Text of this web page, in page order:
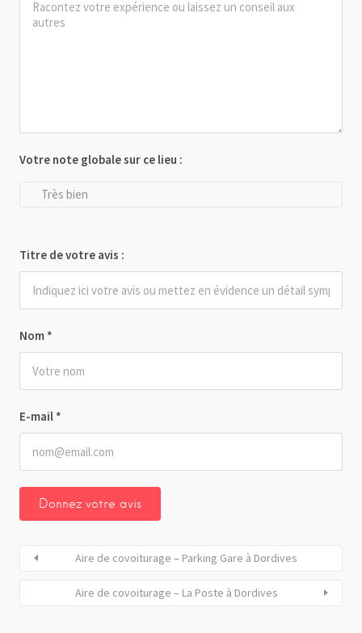
Nom *
E-mail *
Votre note globale sur ce lieu :
Très bien
Titre de votre avis :
Aire de covoiturage – Parking Gare à Dordives
Aire de covoiturage – La Poste à Dordives